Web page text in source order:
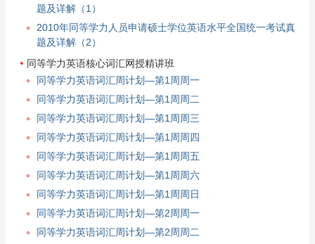
题及详解（1）
2010年同等学力人员申请硕士学位英语水平全国统一考试真
题及详解（2）
同等学力英语核心词汇网授精讲班
同等学力英语词汇周计划—第1周周一
同等学力英语词汇周计划—第1周周二
同等学力英语词汇周计划—第1周周三
同等学力英语词汇周计划—第1周周四
同等学力英语词汇周计划—第1周周五
同等学力英语词汇周计划—第1周周六
同等学力英语词汇周计划—第1周周日
同等学力英语词汇周计划—第2周周一
同等学力英语词汇周计划—第2周周二